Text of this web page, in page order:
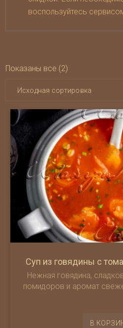
воспользуйтесь
Показаны все (2)
Суп из говядины с
Нежная говядина,
помидоров и аромат
В